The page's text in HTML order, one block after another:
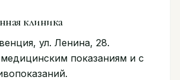
клиника
ул. Ленина, 28.
показаниям и с